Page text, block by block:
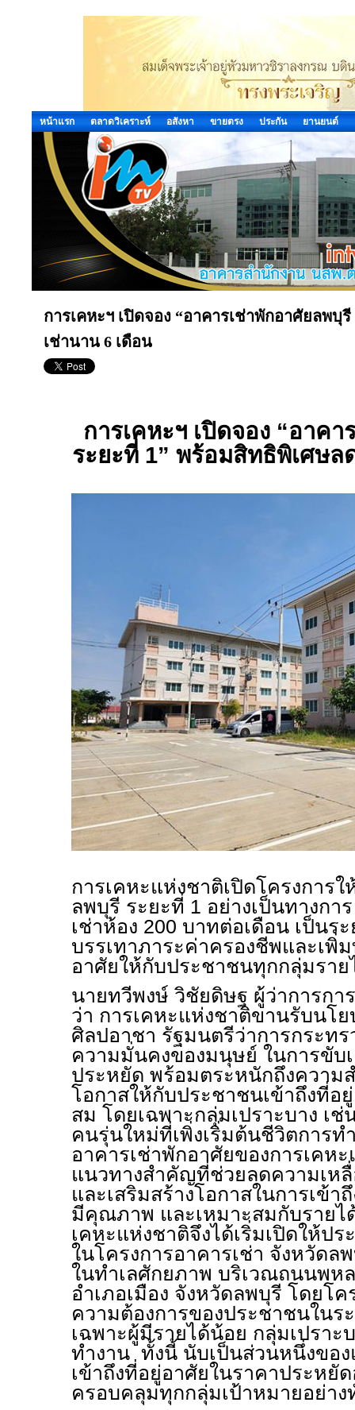
หน้าแรก ตลาดวิเคราะห์ อสังหา ขายตรง ประกัน ยานยนต์
การเคหะฯ เปิดจอง “อาคารเช่าพักอาศัยลพบุ
เช่านาน 6 เดือน
การเคหะฯ เปิดจอง “อาค
ระยะที่ 1” พร้อมสิทธิพิเศษล
การเคหะแห่งชาติเปิดโครงการ
ลพบุรี ระยะที่ 1 อย่างเป็นทางก
เช่าห้อง 200 บาทต่อเดือน เป็นระ
บรรเทาภาระค่าครองชีพและเพิ่
อาศัยให้กับประชาชนทุกกลุ่มราย
นายทวีพงษ์ วิชัยดิษฐ ผู้ว่าการกา
ว่า การเคหะแห่งชาติขานรับนโ
ศิลปอาชา รัฐมนตรีว่าการกระท
ความมั่นคงของมนุษย์ ในการขับ
ประหยัด พร้อมตระหนักถึงความ
โอกาสให้กับประชาชนเข้าถึงที่อ
สม โดยเฉพาะกลุ่มเปราะบาง เ
คนรุ่นใหม่ที่เพิ่งเริ่มต้นชีวิตการท
อาคารเช่าพักอาศัยของการเคห
แนวทางสำคัญที่ช่วยลดความเห
และเสริมสร้างโอกาสในการเข้
มีคุณภาพ และเหมาะสมกับรายไ
เคหะแห่งชาติจึงได้เริ่มเปิดให้ป
ในโครงการอาคารเช่า จังหวัดล
ในทำเลศักยภาพ บริเวณถนนพห
อำเภอเมือง จังหวัดลพบุรี โดยโ
ความต้องการของประชาชนในร
เฉพาะผู้มีรายได้น้อย กลุ่มเปราะ
ทำงาน ทั้งนี้ นับเป็นส่วนหนึ่งของ
เข้าถึงที่อยู่อาศัยในราคาประหยั
ครอบคลุมทุกกลุ่มเป้าหมายอย่าง